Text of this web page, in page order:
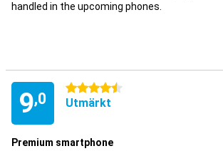
handled in the upcoming phones.
9,0
4.5 stjärnor
Utmärkt
Premium smartphone